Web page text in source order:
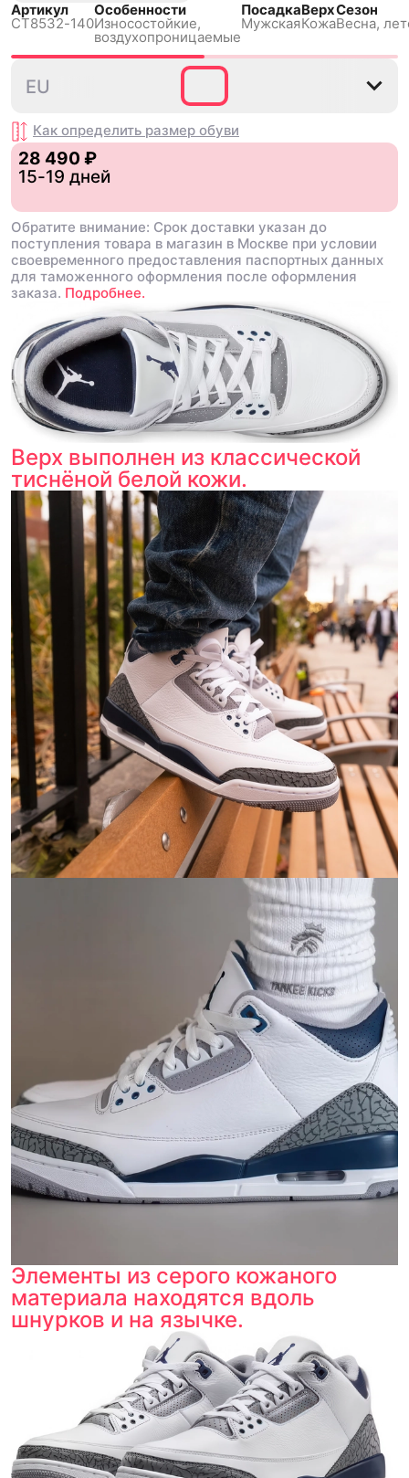
Артикул
CT8532-140
Особенности
Износостойкие,
воздухопроницаемые
Посадка
Мужская
Верх
Кожа
Сезон
Весна,
42.5
EU
Как определить размер обуви
28 490 ₽
15-19 дней
Обратите внимание: Срок доставки указан до
поступления товара в магазин в Москве при условии
своевременного предоставления паспортных данных
для таможенного оформления после оформления
заказа. Подробнее.
Верх выполнен из классической
тиснёной белой кожи.
Элементы из серого кожаного
материала находятся вдоль
шнурков и на язычке.